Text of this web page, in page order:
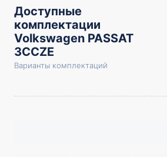
Доступные
комплектации
Volkswagen PASSAT
3CCZE
Варианты комплектаций